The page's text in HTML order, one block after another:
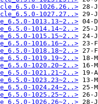
1026.26..>
1027.27..>
1013.13~2..>
1014.14~2..>
1015.15~2..>
1016.16~2..>
1018.18~2..>
1019.19~2..>
1020.20~2..>
1021.21~2..>
1023.23~2..>
1024.24~2..>
1025.25~2..>
1026.26~2..>